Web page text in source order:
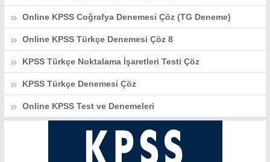
Online KPSS Coğrafya Denemesi Çöz (TG Deneme)
Online KPSS Türkçe Denemesi Çöz 8
KPSS Türkçe Noktalama İşaretleri Testi Çöz
KPSS Türkçe Denemesi Çöz
Online KPSS Test ve Denemeleri